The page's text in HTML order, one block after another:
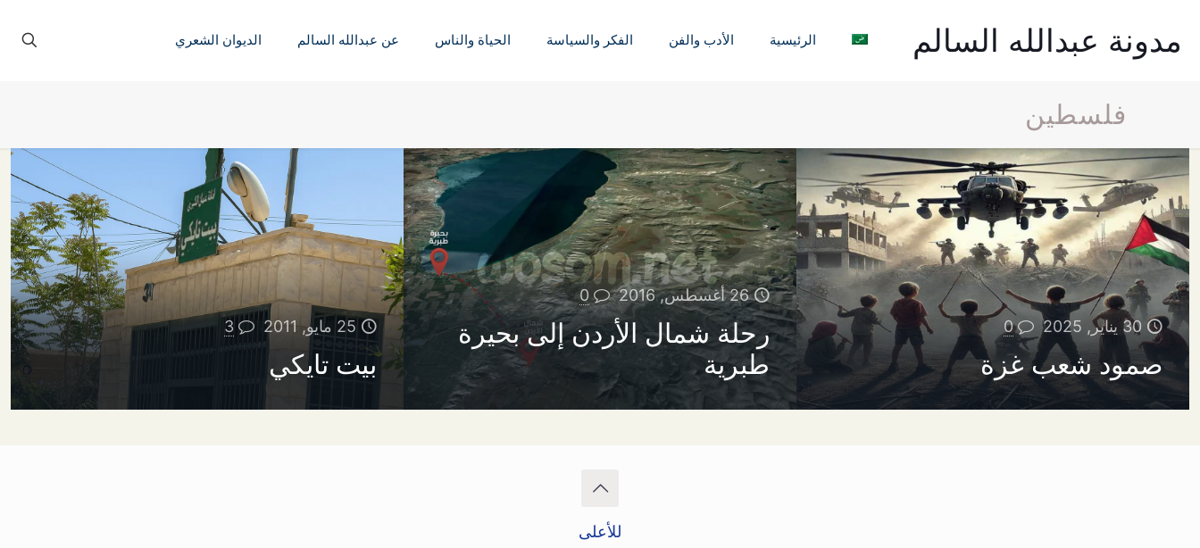
مدونة عبدالله السالم الرئيسية الأدب والفن الفكر والسياسة الحياة والناس عن عبدالله السالم الديوان الشعري
فلسطين
30 يناير, 2025 0
صمود شعب غزة
26 أغسطس, 2016 0
رحلة شمال الأردن إلى بحيرة
طبرية
25 مايو, 2011 3
بيت تايكي
للأعلى